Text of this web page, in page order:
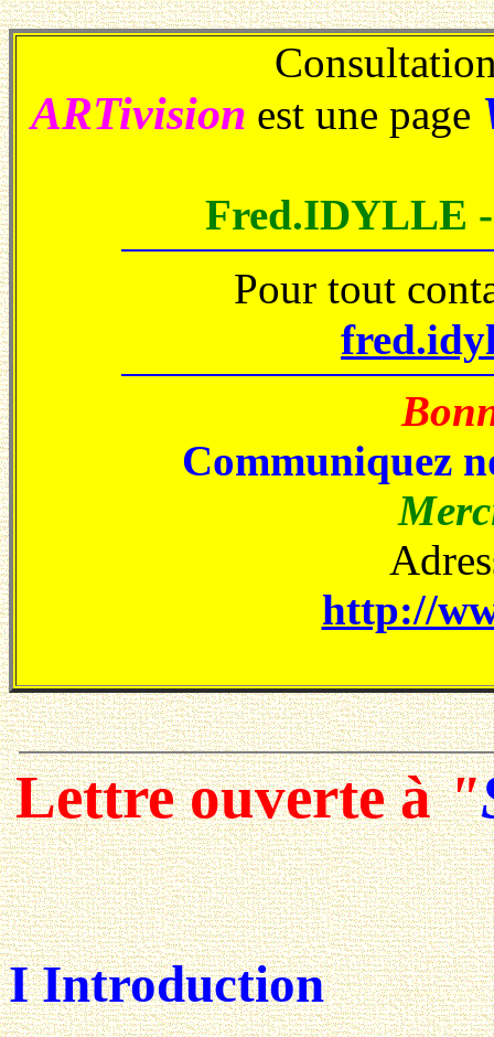
ARTivision est une page
Fred.IDYLLE
Pour tout
Communiquez
http://
Lettre ouverte à"
I Introduction